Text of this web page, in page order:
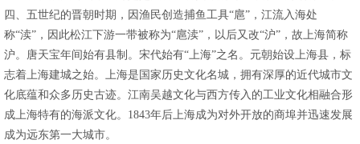
四、五世纪的晋朝时期，因渔民创造捕鱼工具“扈”，江流入海处
称“渎”，因此松江下游一带被称为“扈渎”，以后又改“沪”，故上海简称
沪。唐天宝年间始有县制。宋代始有“上海”之名。元朝始设上海县，标
志着上海建城之始。上海是国家历史文化名城，拥有深厚的近代城市文
化底蕴和众多历史古迹。江南吴越文化与西方传入的工业文化相融合形
成上海特有的海派文化。1843年后上海成为对外开放的商埠并迅速发展
成为远东第一大城市。